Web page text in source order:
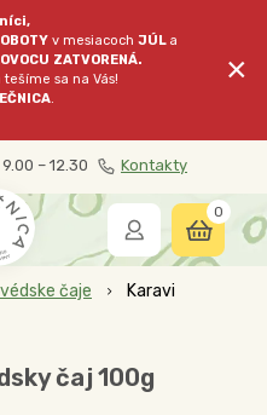
v mesiacochJÚL a
ZATVORENÁ.
sa na Vás!
.
×
9.00 – 12.30 Kontakty
0
čaje
Karavi
čaj 100g